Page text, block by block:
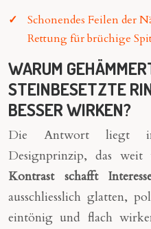
Schonendes Feilen der
Rettung für brüchige
WARUM
STEINBESETZTE
BESSER WIRKEN?
Die Antwort liegt in
Designprinzip, das weit
Kontrast schafft
ausschliesslich glatten,
eintönig und flach